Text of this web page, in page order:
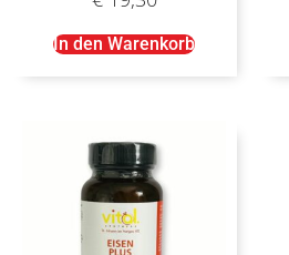
In den Warenkorb